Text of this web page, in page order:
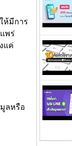
ห้มีการ
พร่
แค่
ลหรือ